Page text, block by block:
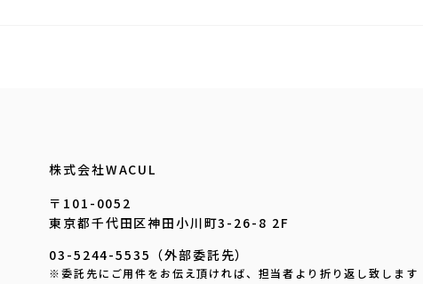
株式会社WACUL
〒101-0052
東京都千代田区神田小川町3-26-8 2F
03-5244-5535（外部委託先）
※委託先にご用件をお伝え頂ければ、担当者より折り返し致します